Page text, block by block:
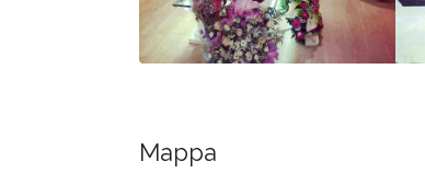
Mappa